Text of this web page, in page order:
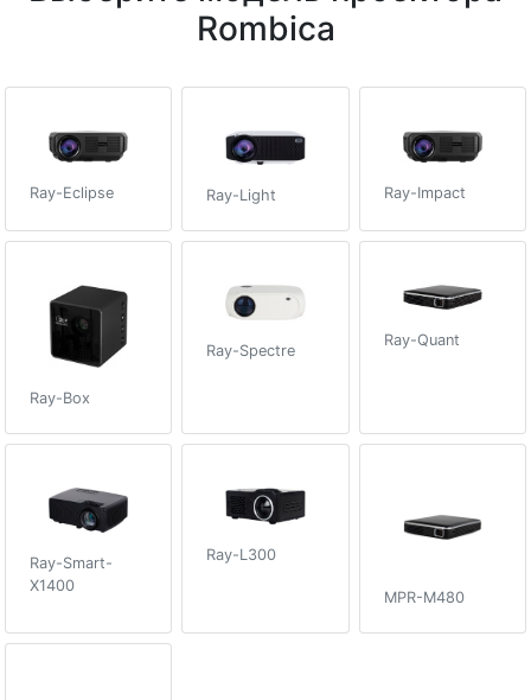
Rombica
Ray-Eclipse Ray-Light Ray-Impact
Ray-Box
Ray-Spectre
Ray-Quant
Ray-Smart-
X1400
Ray-L300
MPR-M480